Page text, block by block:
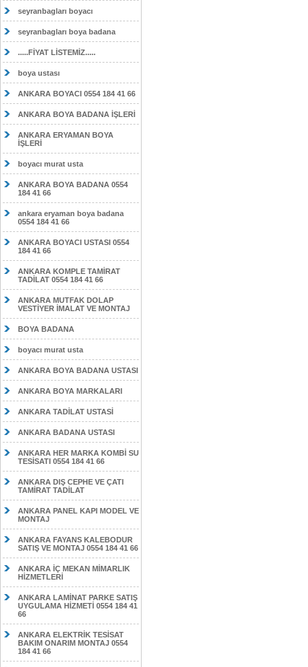
seyranbagları boyacı
seyranbagları boya badana
.....FİYAT LİSTEMİZ.....
boya ustası
ANKARA BOYACI 0554 184 41 66
ANKARA BOYA BADANA İŞLERİ
ANKARA ERYAMAN BOYA
İŞLERİ
boyacı murat usta
ANKARA BOYA BADANA 0554
184 41 66
ankara eryaman boya badana
0554 184 41 66
ANKARA BOYACI USTASI 0554
184 41 66
ANKARA KOMPLE TAMİRAT
TADİLAT 0554 184 41 66
ANKARA MUTFAK DOLAP
VESTİYER İMALAT VE MONTAJ
BOYA BADANA
boyacı murat usta
ANKARA BOYA BADANA USTASI
ANKARA BOYA MARKALARI
ANKARA TADİLAT USTASİ
ANKARA BADANA USTASI
ANKARA HER MARKA KOMBİ SU
TESİSATI 0554 184 41 66
ANKARA DIŞ CEPHE VE ÇATI
TAMİRAT TADİLAT
ANKARA PANEL KAPI MODEL VE
MONTAJ
ANKARA FAYANS KALEBODUR
SATIŞ VE MONTAJ 0554 184 41 66
ANKARA İÇ MEKAN MİMARLIK
HİZMETLERİ
ANKARA LAMİNAT PARKE SATIŞ
UYGULAMA HİZMETİ 0554 184 41
66
ANKARA ELEKTRİK TESİSAT
BAKIM ONARIM MONTAJ 0554
184 41 66